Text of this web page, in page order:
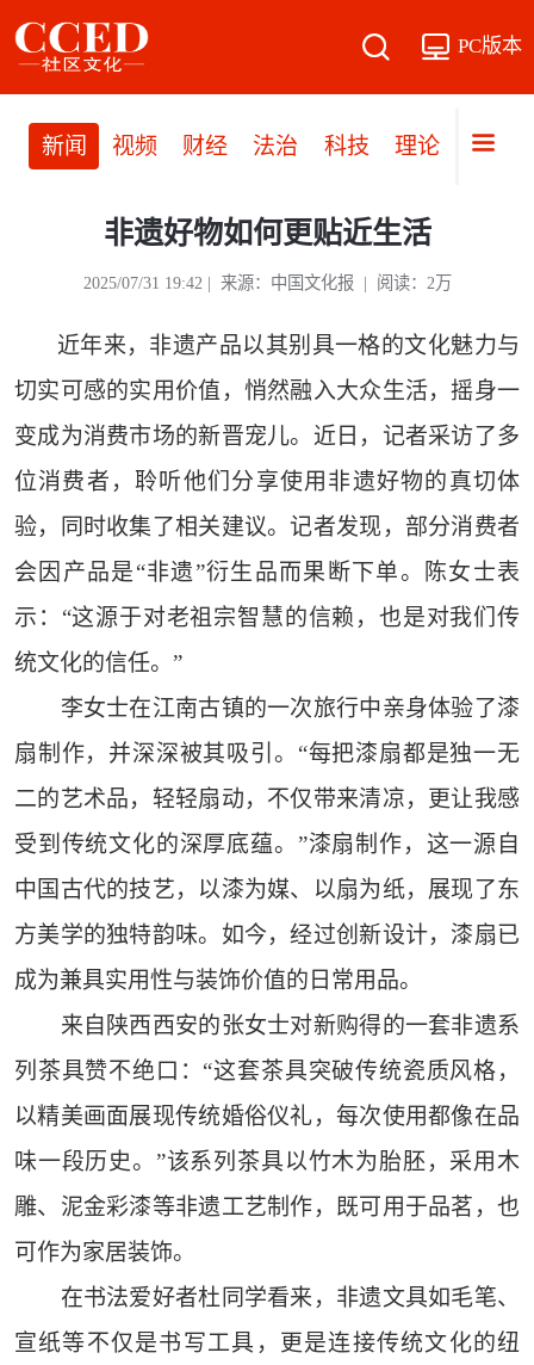
PC版本
新闻 视频 财经 法治 科技 理论 党建
非遗好物如何更贴近生活
2025/07/31 19:42 | 来源：中国文化报 | 阅读：2万
近年来，非遗产品以其别具一格的文化魅力与
切实可感的实用价值，悄然融入大众生活，摇身一
变成为消费市场的新晋宠儿。近日，记者采访了多
位消费者，聆听他们分享使用非遗好物的真切体
验，同时收集了相关建议。记者发现，部分消费者
会因产品是“非遗”衍生品而果断下单。陈女士表
示：“这源于对老祖宗智慧的信赖，也是对我们传
统文化的信任。”
李女士在江南古镇的一次旅行中亲身体验了漆
扇制作，并深深被其吸引。“每把漆扇都是独一无
二的艺术品，轻轻扇动，不仅带来清凉，更让我感
受到传统文化的深厚底蕴。”漆扇制作，这一源自
中国古代的技艺，以漆为媒、以扇为纸，展现了东
方美学的独特韵味。如今，经过创新设计，漆扇已
成为兼具实用性与装饰价值的日常用品。
来自陕西西安的张女士对新购得的一套非遗系
列茶具赞不绝口：“这套茶具突破传统瓷质风格，
以精美画面展现传统婚俗仪礼，每次使用都像在品
味一段历史。”该系列茶具以竹木为胎胚，采用木
雕、泥金彩漆等非遗工艺制作，既可用于品茗，也
可作为家居装饰。
在书法爱好者杜同学看来，非遗文具如毛笔、
宣纸等不仅是书写工具，更是连接传统文化的纽